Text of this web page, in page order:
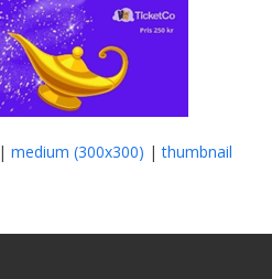
|medium (300x300) |thumbnail